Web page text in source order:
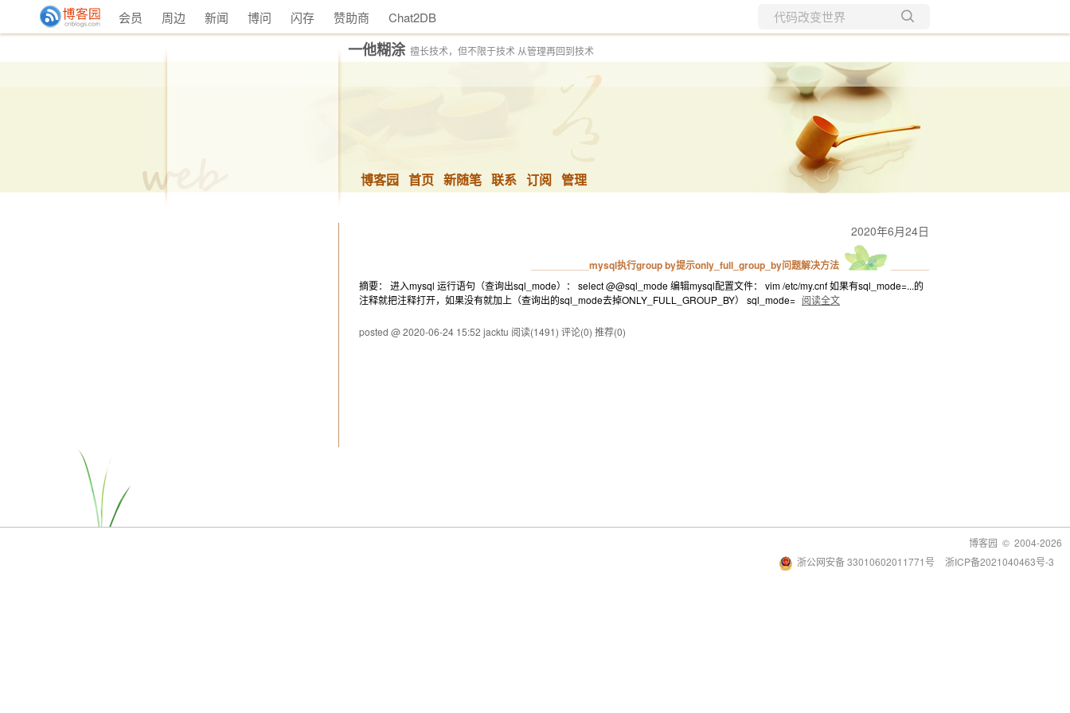
会员 周边 新闻 博问 闪存 赞助商 Chat2DB
当前博客
一他糊涂 擅长技术，但不限于技术 从管理再回到技术
博客园 首页 新随笔 联系 订阅 管理
2020年6月24日
mysql执行group by提示only_full_group_by问题解决方法
摘要： 进入mysql 运行语句（查询出sql_mode）： select @@sql_mode 编辑mysql配置文件： vim /etc/my.cnf 如果有sql_mode=...的
注释就把注释打开，如果没有就加上（查询出的sql_mode去掉ONLY_FULL_GROUP_BY） sql_mode= 阅读全文
posted @ 2020-06-24 15:52 jacktu 阅读(1491) 评论(0) 推荐(0)
博客园 © 2004-2026
浙公网安备 33010602011771号
浙ICP备2021040463号-3